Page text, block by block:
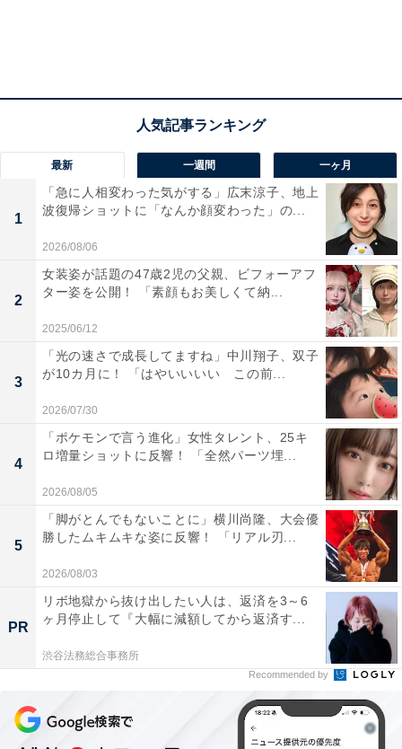
最新 一週間 一ヶ月
1
「急に人相変わった気がする」広末涼子、地上
波復帰ショットに「なんか顔変わった」の...
2026/08/06
2
女装姿が話題の47歳2児の父親、ビフォーアフ
ター姿を公開！ 「素顔もお美しくて納...
2025/06/12
3
「光の速さで成長してますね」中川翔子、双子
が10カ月に！ 「はやいいいい この前...
2026/07/30
4
「ポケモンで言う進化」女性タレント、25キ
ロ増量ショットに反響！ 「全然パーツ埋...
2026/08/05
5
「脚がとんでもないことに」横川尚隆、大会優
勝したムキムキな姿に反響！ 「リアル刃...
2026/08/03
PR
リボ地獄から抜け出したい人は、返済を3～6
ヶ月停止して『大幅に減額してから返済す...
渋谷法務総合事務所
Recommended by